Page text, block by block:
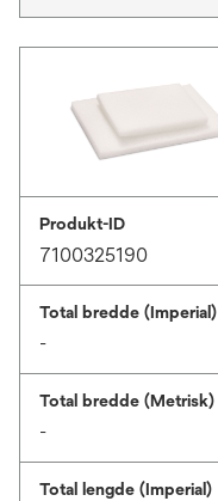
Produkt-ID
7100325190
Total bredde (Imperial)
-
Total bredde (Metrisk)
-
Total lengde (Imperial)